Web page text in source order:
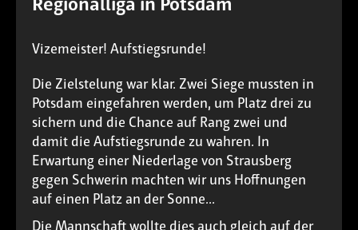
Vizemeister! Aufstiegsrunde!
Die Zielstelung war klar. Zwei Siege mussten in
Potsdam eingefahren werden, um Platz drei zu
sichern und die Chance auf Rang zwei und
damit die Aufstiegsrunde zu wahren. In
Erwartung einer Niederlage von Strausberg
gegen Schwerin machten wir uns Hoffnungen
auf einen Platz an der Sonne...
Die Mannschaft wollte dies auch gleich auf der